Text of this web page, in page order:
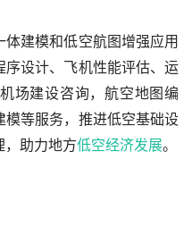
建模和低空航图增强应用
设计、飞机性能评估、运
场建设咨询，航空地图编
等服务，推进低空基础设
，助力地方低空经济发展。